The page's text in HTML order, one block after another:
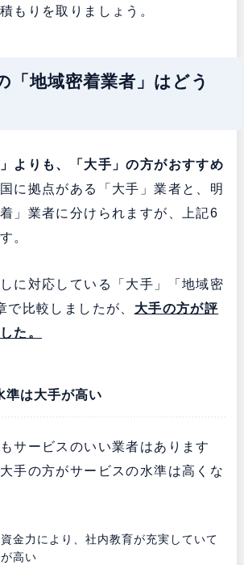
もりを取りましょう。
「地域密着業者」はどう
よりも、「大手」の方がおすすめ
に拠点がある「大手」業者と、明
」業者に分けられますが、上記6
。
に対応している「大手」「地域密
で比較しましたが、 大手の方が評
た。
は大手が高い
サービスのいい業者はあります
手の方がサービスの水準は高くな
金力により、社内教育が充実していて
高い